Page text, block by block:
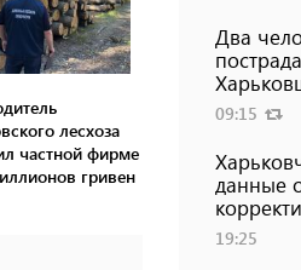
лесхоза
частной фирме
гривен
Два
09:15
данные
19:25